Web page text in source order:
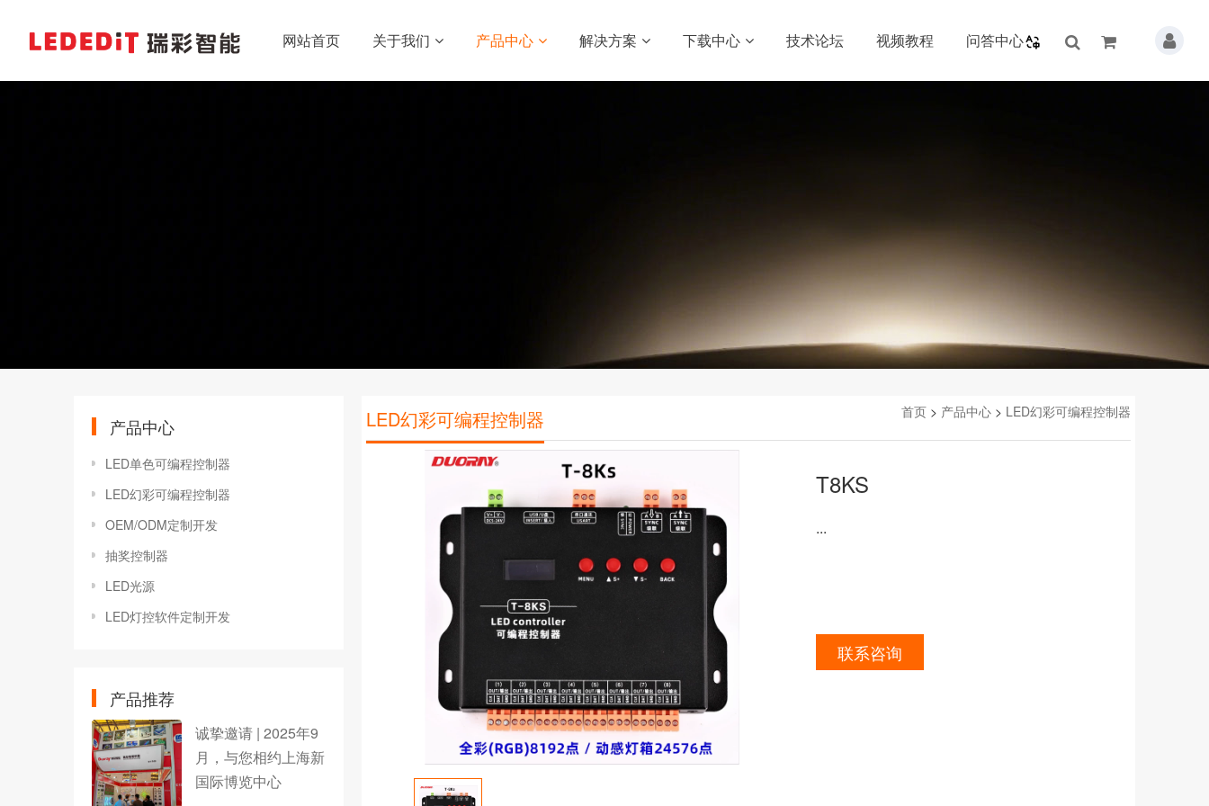
网站首页 关于我们 产品中心 解决方案 下载中心 技术论坛 视频教程 问答中心
产品中心
LED单色可编程控制器
LED幻彩可编程控制器
OEM/ODM定制开发
抽奖控制器
LED光源
LED灯控软件定制开发
产品推荐
诚挚邀请 | 2025年9
月，与您相约上海新
国际博览中心
LED幻彩可编程控制器 首页 > 产品中心 > LED幻彩可编程控制器
T8KS
...
联系咨询